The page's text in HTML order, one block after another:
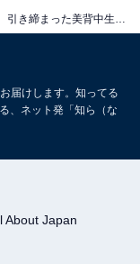
届けします。知ってる
、ネット発「知ら（な
About Japan